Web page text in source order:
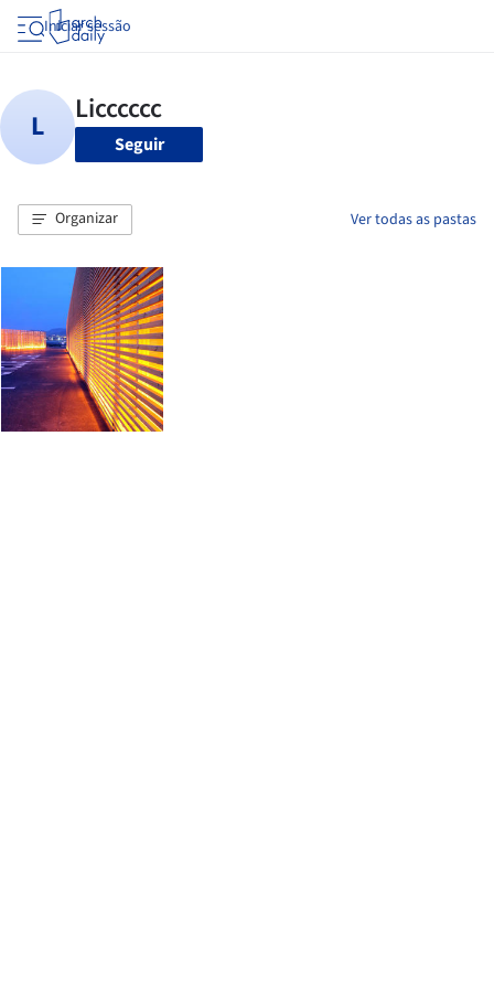
Iniciar sessão
Seguir
Organizar Ver todas as pastas